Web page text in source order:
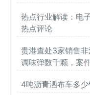
热点行业解读：电
热点评论
贵港查处3家销售非
调味弹数千颗，案
4吨沥青洒布车多少